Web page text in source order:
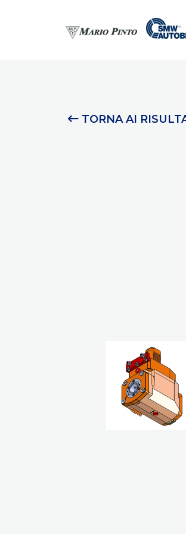
TORNA AI